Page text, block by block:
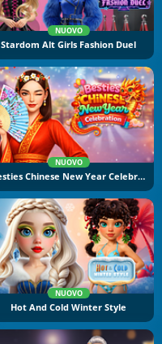
NUOVO
Stardom Alt Girls Fashion Duel
NUOVO
Besties Chinese New Year Celebration
NUOVO
Hot And Cold Winter Style